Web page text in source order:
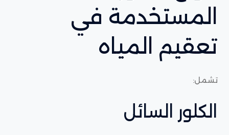
المستخدمة في
تعقيم المياه
تشمل:
الكلور السائل